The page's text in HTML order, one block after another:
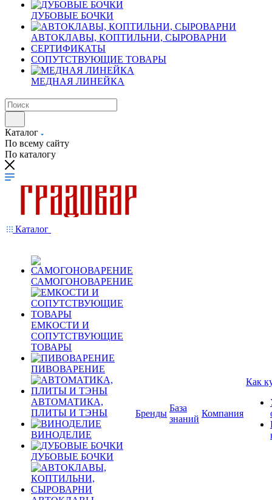
ДУБОВЫЕ БОЧКИ
АВТОКЛАВЫ, КОПТИЛЬНИ, СЫРОВАРНИ
СЕРТИФИКАТЫ
СОПУТСТВУЮЩИЕ ТОВАРЫ
МЕДНАЯ ЛИНЕЙКА
Каталог
По всему сайту
По каталогу
Каталог
САМОГОНОВАРЕНИЕ
ЕМКОСТИ И
СОПУТСТВУЮЩИЕ
ТОВАРЫ
ПИВОВАРЕНИЕ
АВТОМАТИКА,
ПЛИТЫ И ТЭНЫ
ВИНОДЕЛИЕ
ДУБОВЫЕ БОЧКИ
Бренды
База
знаний
Компания
Как